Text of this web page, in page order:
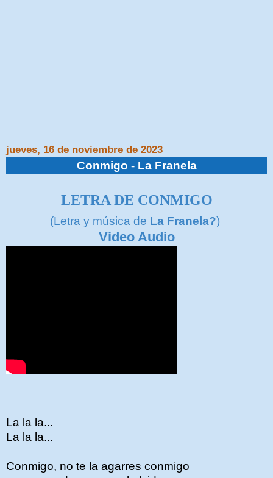
jueves, 16 de noviembre de 2023
Conmigo - La Franela
LETRA DE CONMIGO
(Letra y música de La Franela?)
Video Audio
La la la...
La la la...
Conmigo, no te la agarres conmigo